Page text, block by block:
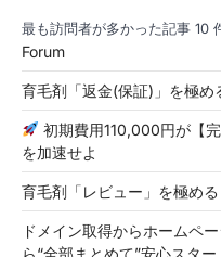
最も訪問者が多かった記事 10
Forum
育毛剤「返金(保証)」を極め
初期費用110,000円が【
を加速せよ
育毛剤「レビュー」を極める
ドメイン取得からホームペ
ら“全部まとめて”安心スター